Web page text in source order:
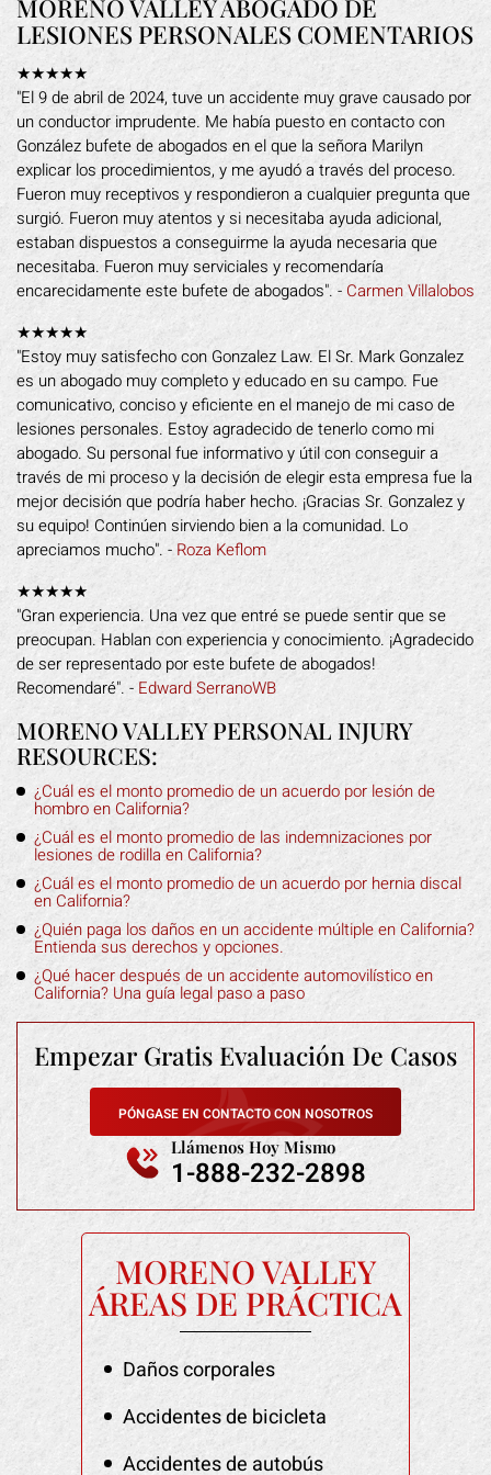
MORENO VALLEY ABOGADO DE
LESIONES PERSONALES COMENTARIOS
★★★★★
"El 9 de abril de 2024, tuve un accidente muy grave causado por
un conductor imprudente. Me había puesto en contacto con
González bufete de abogados en el que la señora Marilyn
explicar los procedimientos, y me ayudó a través del proceso.
Fueron muy receptivos y respondieron a cualquier pregunta que
surgió. Fueron muy atentos y si necesitaba ayuda adicional,
estaban dispuestos a conseguirme la ayuda necesaria que
necesitaba. Fueron muy serviciales y recomendaría
encarecidamente este bufete de abogados". - Carmen Villalobos
★★★★★
"Estoy muy satisfecho con Gonzalez Law. El Sr. Mark Gonzalez
es un abogado muy completo y educado en su campo. Fue
comunicativo, conciso y eficiente en el manejo de mi caso de
lesiones personales. Estoy agradecido de tenerlo como mi
abogado. Su personal fue informativo y útil con conseguir a
través de mi proceso y la decisión de elegir esta empresa fue la
mejor decisión que podría haber hecho. ¡Gracias Sr. Gonzalez y
su equipo! Continúen sirviendo bien a la comunidad. Lo
apreciamos mucho". - Roza Keflom
★★★★★
"Gran experiencia. Una vez que entré se puede sentir que se
preocupan. Hablan con experiencia y conocimiento. ¡Agradecido
de ser representado por este bufete de abogados!
Recomendaré". - Edward SerranoWB
MORENO VALLEY PERSONAL INJURY
RESOURCES:
¿Cuál es el monto promedio de un acuerdo por lesión de
hombro en California?
¿Cuál es el monto promedio de las indemnizaciones por
lesiones de rodilla en California?
¿Cuál es el monto promedio de un acuerdo por hernia discal
en California?
¿Quién paga los daños en un accidente múltiple en California?
Entienda sus derechos y opciones.
¿Qué hacer después de un accidente automovilístico en
California? Una guía legal paso a paso
Empezar GratisEvaluación De Casos
PÓNGASE EN CONTACTO CON NOSOTROS
Llámenos Hoy Mismo
1-888-232-2898
MORENO VALLEY
ÁREAS DE PRÁCTICA
Daños corporales
Accidentes de bicicleta
Accidentes de autobús